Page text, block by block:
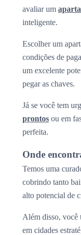
avaliar um
inteligente.
Escolher um
condições de
um excelente
pegar as chaves.
Já se você tem
prontos ou em
perfeita.
Onde
Temos uma
cobrindo tanto
alto potencial de
Além disso, você
em cidades